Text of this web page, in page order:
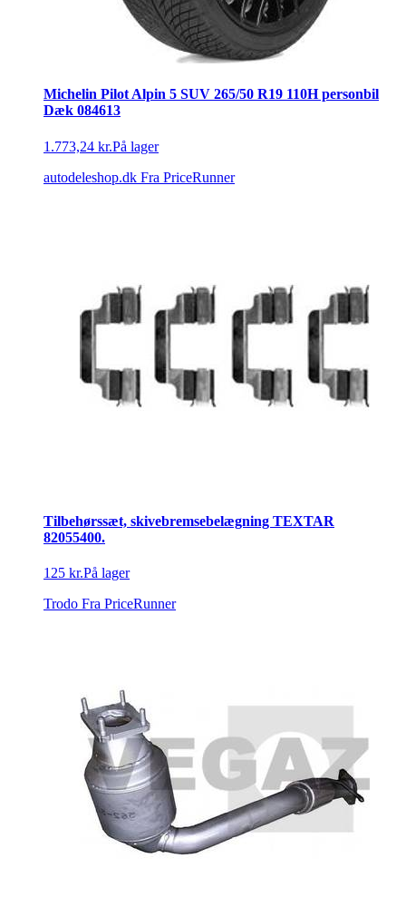
Michelin Pilot Alpin 5 SUV 265/50 R19 110H personbil
Dæk 084613
1.773,24 kr.På lager
autodeleshop.dk Fra PriceRunner
Tilbehørssæt, skivebremsebelægning TEXTAR
82055400.
125 kr.På lager
Trodo Fra PriceRunner